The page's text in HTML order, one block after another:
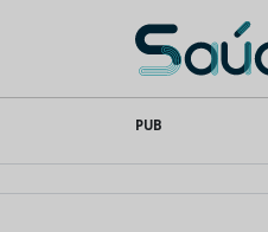
content
Saúde Oral
PUB